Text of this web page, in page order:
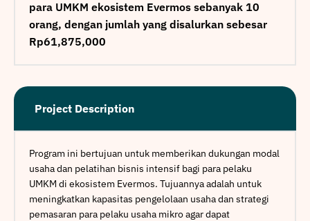
para UMKM ekosistem Evermos sebanyak 10
orang, dengan jumlah yang disalurkan sebesar
Rp61,875,000
Project Description
Program ini bertujuan untuk memberikan dukungan modal
usaha dan pelatihan bisnis intensif bagi para pelaku
UMKM di ekosistem Evermos. Tujuannya adalah untuk
meningkatkan kapasitas pengelolaan usaha dan strategi
pemasaran para pelaku usaha mikro agar dapat